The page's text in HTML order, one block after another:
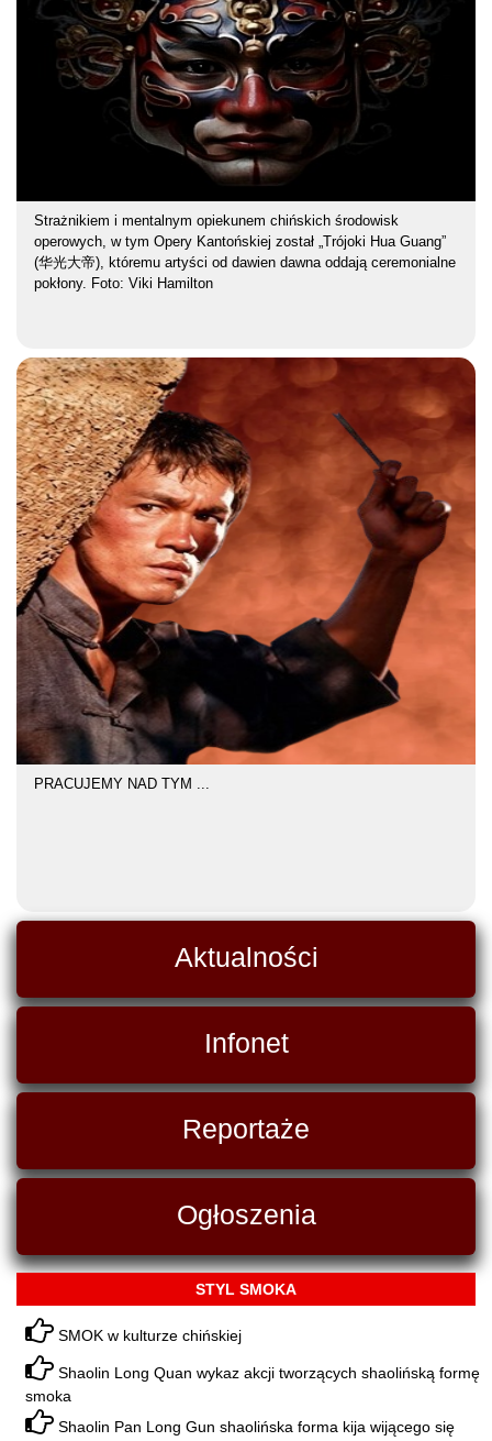
Strażnikiem i mentalnym opiekunem chińskich środowisk
operowych, w tym Opery Kantońskiej został „Trójoki Hua Guang”
(华光大帝), któremu artyści od dawien dawna oddają ceremonialne
pokłony. Foto: Viki Hamilton
PRACUJEMY NAD TYM ...
Aktualności
Infonet
Reportaże
Ogłoszenia
STYL SMOKA
SMOK w kulturze chińskiej
Shaolin Long Quan wykaz akcji tworzących shaolińską formę
smoka
Shaolin Pan Long Gun shaolińska forma kija wijącego się